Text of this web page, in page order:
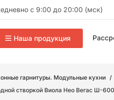
с 9:00 до 20:00 (мск)
Наша продукция
гарнитуры. Модульные кухни
створкой Виола Нео Вегас Ш-